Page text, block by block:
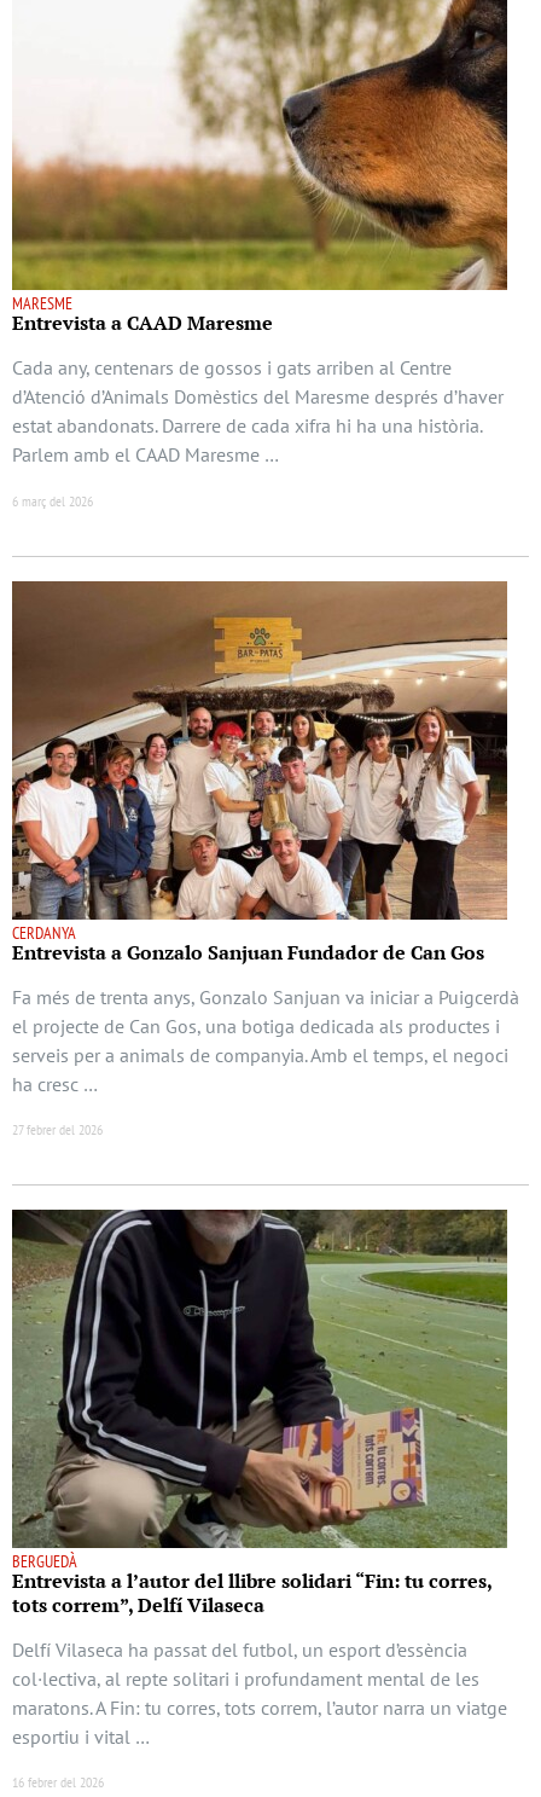
MARESME
Entrevista a CAAD Maresme
Cada any, centenars de gossos i gats arriben al Centre
d’Atenció d’Animals Domèstics del Maresme després d’haver
estat abandonats. Darrere de cada xifra hi ha una història.
Parlem amb el CAAD Maresme …
6 març del 2026
CERDANYA
Entrevista a Gonzalo Sanjuan Fundador de Can Gos
Fa més de trenta anys, Gonzalo Sanjuan va iniciar a Puigcerdà
el projecte de Can Gos, una botiga dedicada als productes i
serveis per a animals de companyia. Amb el temps, el negoci
ha cresc …
27 febrer del 2026
BERGUEDÀ
Entrevista a l’autor del llibre solidari “Fin: tu corres,
tots correm”, Delfí Vilaseca
Delfí Vilaseca ha passat del futbol, un esport d’essència
col·lectiva, al repte solitari i profundament mental de les
maratons. A Fin: tu corres, tots correm, l’autor narra un viatge
esportiu i vital …
16 febrer del 2026